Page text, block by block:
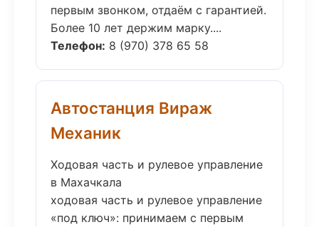
первым звонком, отдаём с гарантией.
Более 10 лет держим марку....
Телефон: 8 (970) 378 65 58
Автостанция Вираж
Механик
Ходовая часть и рулевое управление
в Махачкала
ходовая часть и рулевое управление
«под ключ»: принимаем с первым